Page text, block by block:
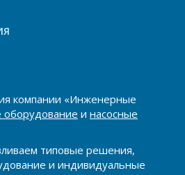
компании «Инженерные
и насосные
типовые решения,
и индивидуальные